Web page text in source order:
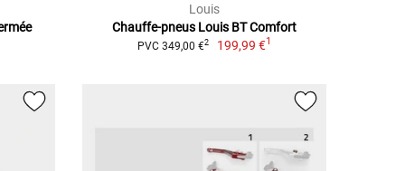
Louis
Chauffe-pneus Louis BT Comfort
PVC 349,00 €2 199,99 €1